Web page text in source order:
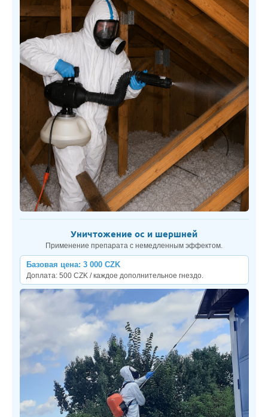
Уничтожение ос и шершней
Применение препарата с немедленным эффектом.
Базовая цена: 3 000 CZK
Доплата: 500 CZK / каждое дополнительное гнездо.